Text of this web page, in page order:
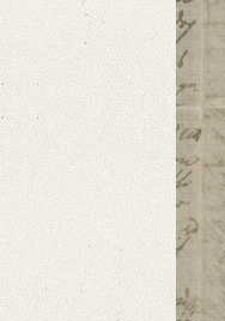
Language
Bamberg, Claudia